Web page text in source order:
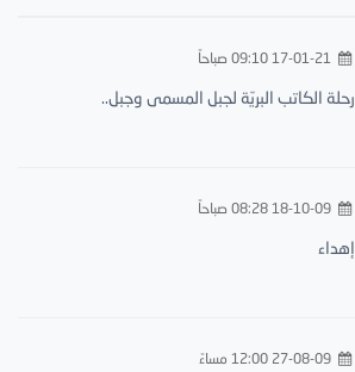
17-01-21 09:10 صباحاً
رحلة الكاتب البريّة لجبل المسمى وجبل..
18-10-09 08:28 صباحاً
إهداء
27-08-09 12:00 مساءً